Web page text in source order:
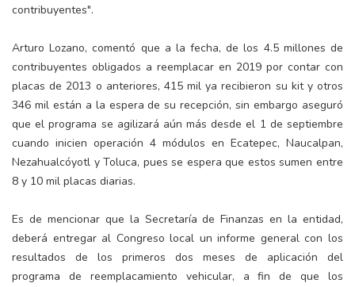
contribuyentes".
Arturo Lozano, comentó que a la fecha, de los 4.5 millones de
contribuyentes obligados a reemplacar en 2019 por contar con
placas de 2013 o anteriores, 415 mil ya recibieron su kit y otros
346 mil están a la espera de su recepción, sin embargo aseguró
que el programa se agilizará aún más desde el 1 de septiembre
cuando inicien operación 4 módulos en Ecatepec, Naucalpan,
Nezahualcóyotl y Toluca, pues se espera que estos sumen entre
8 y 10 mil placas diarias.
Es de mencionar que la Secretaría de Finanzas en la entidad,
deberá entregar al Congreso local un informe general con los
resultados de los primeros dos meses de aplicación del
programa de reemplacamiento vehicular, a fin de que los